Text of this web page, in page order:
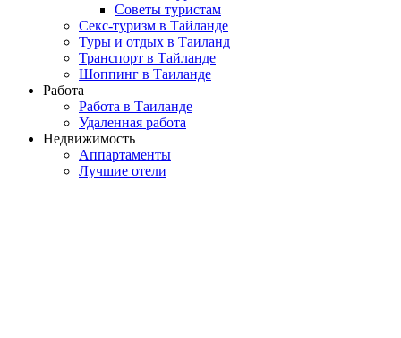
Советы туристам
Секс-туризм в Тайланде
Туры и отдых в Таиланд
Транспорт в Тайланде
Шоппинг в Таиланде
Работа
Работа в Таиланде
Удаленная работа
Недвижимость
Аппартаменты
Лучшие отели